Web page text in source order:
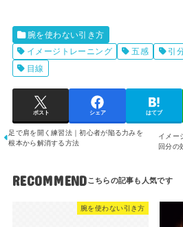
腕を使わない引き方
イメージトレーニング
五感 引
目線
ポスト シェア はてブ
足で肩を開く練習法｜初心者が陥る力みを
根本から解消する方法
イメー
回分の
RECOMMEND
腕を使わない引き方